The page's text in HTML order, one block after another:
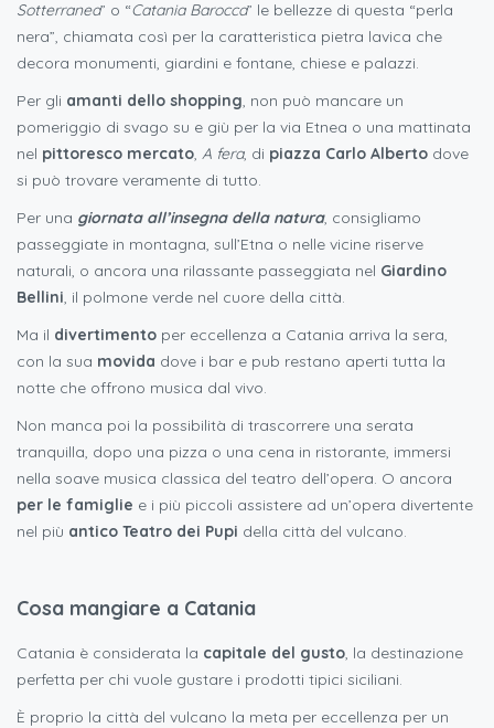
Sotterranea” o “Catania Barocca” le bellezze di questa “perla
nera”, chiamata così per la caratteristica pietra lavica che
decora monumenti, giardini e fontane, chiese e palazzi.
Per gli amanti dello shopping, non può mancare un
pomeriggio di svago su e giù per la via Etnea o una mattinata
nel pittoresco mercato, A fera, di piazza Carlo Alberto dove
si può trovare veramente di tutto.
Per una giornata all’insegna della natura, consigliamo
passeggiate in montagna, sull’Etna o nelle vicine riserve
naturali, o ancora una rilassante passeggiata nel Giardino
Bellini, il polmone verde nel cuore della città.
Ma il divertimento per eccellenza a Catania arriva la sera,
con la sua movida dove i bar e pub restano aperti tutta la
notte che offrono musica dal vivo.
Non manca poi la possibilità di trascorrere una serata
tranquilla, dopo una pizza o una cena in ristorante, immersi
nella soave musica classica del teatro dell’opera. O ancora
per le famiglie e i più piccoli assistere ad un’opera divertente
nel più antico Teatro dei Pupi della città del vulcano.
Cosa mangiare a Catania
Catania è considerata la capitale del gusto, la destinazione
perfetta per chi vuole gustare i prodotti tipici siciliani.
È proprio la città del vulcano la meta per eccellenza per un